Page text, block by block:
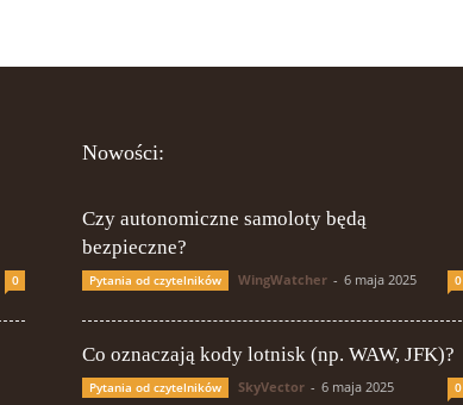
0
Nowości:
Czy autonomiczne samoloty będą
bezpieczne?
Pytania od czytelników WingWatcher - 6 maja 2025 0
Co oznaczają kody lotnisk (np. WAW, JFK)?
Pytania od czytelników SkyVector - 6 maja 2025 0